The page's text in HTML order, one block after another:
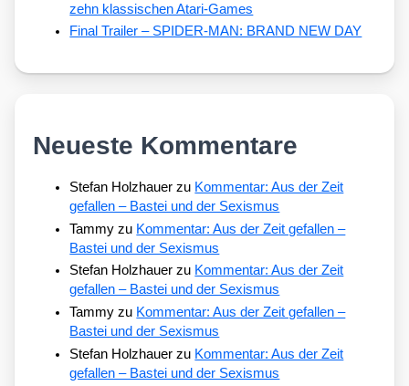
zehn klassischen Atari-Games
Final Trailer – SPIDER-MAN: BRAND NEW DAY
Neueste Kommentare
Stefan Holzhauer zu Kommentar: Aus der Zeit
gefallen – Bastei und der Sexismus
Tammy zu Kommentar: Aus der Zeit gefallen –
Bastei und der Sexismus
Stefan Holzhauer zu Kommentar: Aus der Zeit
gefallen – Bastei und der Sexismus
Tammy zu Kommentar: Aus der Zeit gefallen –
Bastei und der Sexismus
Stefan Holzhauer zu Kommentar: Aus der Zeit
gefallen – Bastei und der Sexismus